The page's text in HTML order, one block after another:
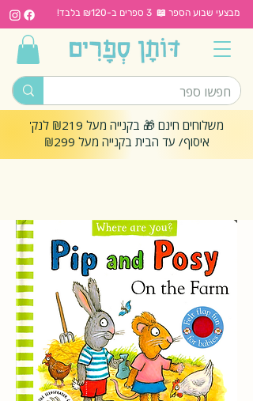
מבצעי שבוע הספר 📖 3 ספרים ב-₪120 בלבד!
משלוחים חינם 🎁 בקנייה מעל ₪219 לנק'
איסוף/ עד הבית בקנייה מעל ₪299